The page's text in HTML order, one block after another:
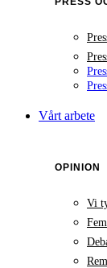
Vårt arbete
OPINION
Vi